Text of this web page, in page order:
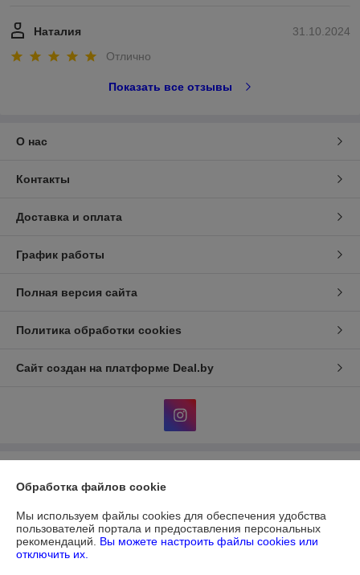
31.10.2024
Наталия
Отлично
Показать все отзывы
О нас
Контакты
Доставка и оплата
График работы
Полная версия сайта
Политика обработки cookies
Сайт создан на платформе Deal.by
г.Минск,пр.Независимости,95,к.3,ком.32а
Регистрационный номер ЕГР: 690303612
Обработка файлов cookie
Мы используем файлы cookies для обеспечения удобства
пользователей портала и предоставления персональных
рекомендаций. Вы можете настроить файлы cookies или
отключить их.